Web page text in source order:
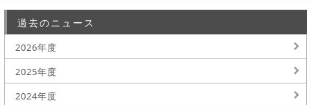
過去のニュース
2026年度
2025年度
2024年度